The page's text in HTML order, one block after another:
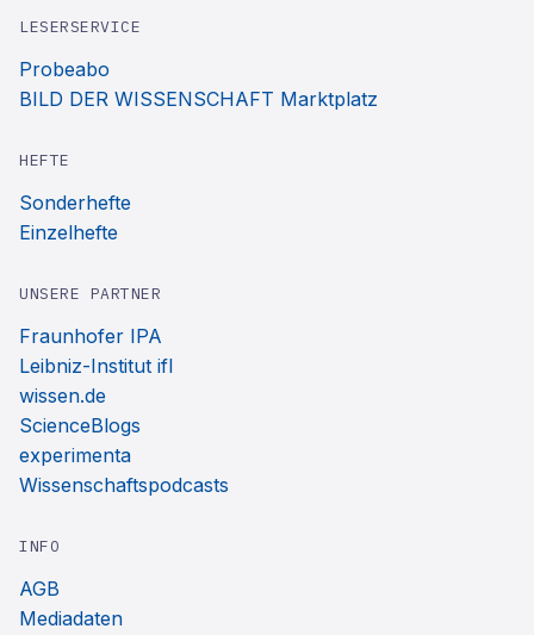
LESERSERVICE
Probeabo
BILD DER WISSENSCHAFT Marktplatz
HEFTE
Sonderhefte
Einzelhefte
UNSERE PARTNER
Fraunhofer IPA
Leibniz-Institut ifl
wissen.de
ScienceBlogs
experimenta
Wissenschaftspodcasts
INFO
AGB
Mediadaten